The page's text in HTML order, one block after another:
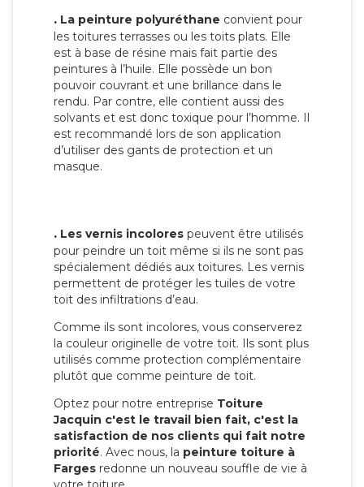
. La peinture polyuréthane convient pour
les toitures terrasses ou les toits plats. Elle
est à base de résine mais fait partie des
peintures à l’huile. Elle possède un bon
pouvoir couvrant et une brillance dans le
rendu. Par contre, elle contient aussi des
solvants et est donc toxique pour l’homme. Il
est recommandé lors de son application
d’utiliser des gants de protection et un
masque.
. Les vernis incolores peuvent être utilisés
pour peindre un toit même si ils ne sont pas
spécialement dédiés aux toitures. Les vernis
permettent de protéger les tuiles de votre
toit des infiltrations d’eau.
Comme ils sont incolores, vous conserverez
la couleur originelle de votre toit. Ils sont plus
utilisés comme protection complémentaire
plutôt que comme peinture de toit.
Optez pour notre entreprise Toiture
Jacquin c'est le travail bien fait, c'est la
satisfaction de nos clients qui fait notre
priorité. Avec nous, la peinture toiture à
Farges redonne un nouveau souffle de vie à